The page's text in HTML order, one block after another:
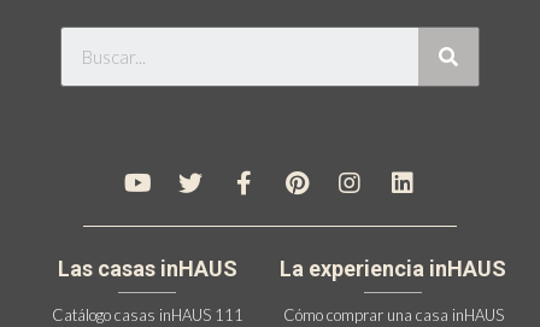
Las casas inHAUS
Catálogo casas inHAUS 111
La experiencia inHAUS
Cómo comprar una casa inHAUS